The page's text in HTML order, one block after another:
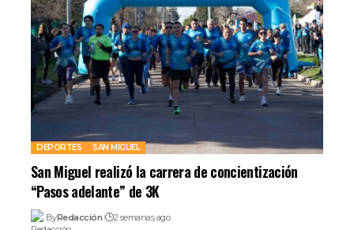
DEPORTES SAN MIGUEL
San Miguel realizó la carrera de concientización
“Pasos adelante” de 3K
ByRedacción 2 semanas ago